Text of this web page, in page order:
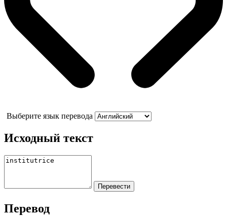
Выберите язык перевода
Исходный текст
Перевод